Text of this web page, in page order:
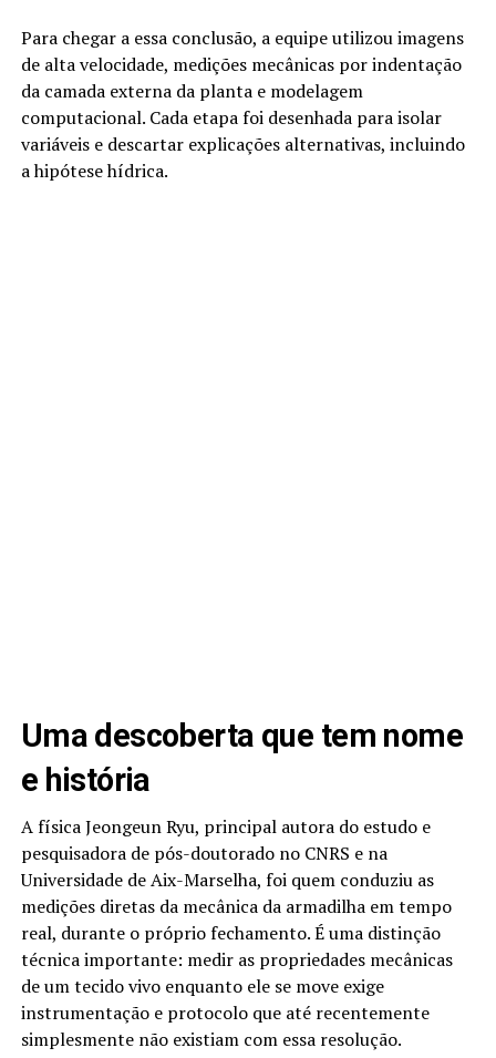
Para chegar a essa conclusão, a equipe utilizou imagens
de alta velocidade, medições mecânicas por indentação
da camada externa da planta e modelagem
computacional. Cada etapa foi desenhada para isolar
variáveis e descartar explicações alternativas, incluindo
a hipótese hídrica.
Uma descoberta que tem nome
e história
A física Jeongeun Ryu, principal autora do estudo e
pesquisadora de pós-doutorado no CNRS e na
Universidade de Aix-Marselha, foi quem conduziu as
medições diretas da mecânica da armadilha em tempo
real, durante o próprio fechamento. É uma distinção
técnica importante: medir as propriedades mecânicas
de um tecido vivo enquanto ele se move exige
instrumentação e protocolo que até recentemente
simplesmente não existiam com essa resolução.